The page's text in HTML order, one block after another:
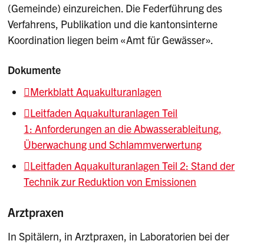
(Gemeinde) einzureichen. Die Federführung des
Verfahrens, Publikation und die kantonsinterne
Koordination liegen beim «Amt für Gewässer».
Dokumente
Merkblatt Aquakulturanlagen
Leitfaden Aquakulturanlagen Teil
1: Anforderungen an die Abwasserableitung,
Überwachung und Schlammverwertung
Leitfaden Aquakulturanlagen Teil 2: Stand der
Technik zur Reduktion von Emissionen
Arztpraxen
In Spitälern, in Arztpraxen, in Laboratorien bei der